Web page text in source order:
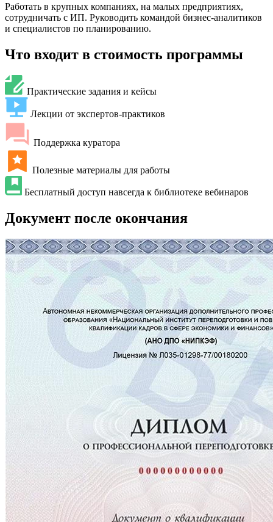
Работать в крупных компаниях, на малых предприятиях,
сотрудничать с ИП. Руководить командой бизнес-аналитиков
и специалистов по планированию.
Что входит в стоимость программы
Практические задания и кейсы
Лекции от экспертов-практиков
Поддержка куратора
Полезные материалы для работы
Бесплатный доступ навсегда к библиотеке вебинаров
Документ после окончания